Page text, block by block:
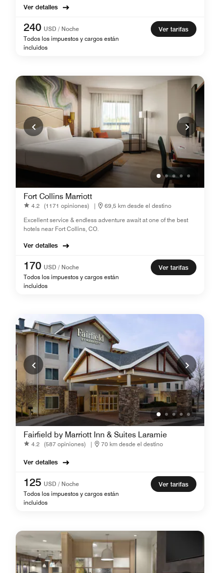
Ver detalles
240 USD / Noche
Todos los impuestos y cargos están
incluidos
Ver tarifas
Fort Collins Marriott
4.2 (1171 opiniones) |
69,5 km desde el destino
Excellent service & endless adventure await at one of the best
hotels near Fort Collins, CO.
Ver detalles
170 USD / Noche
Todos los impuestos y cargos están
incluidos
Ver tarifas
Fairfield by Marriott Inn & Suites Laramie
4.2 (587 opiniones) | 70 km desde el destino
Ver detalles
125 USD / Noche
Todos los impuestos y cargos están
incluidos
Ver tarifas